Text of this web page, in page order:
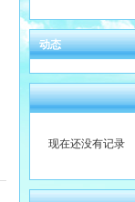
动态
现在还没有记录